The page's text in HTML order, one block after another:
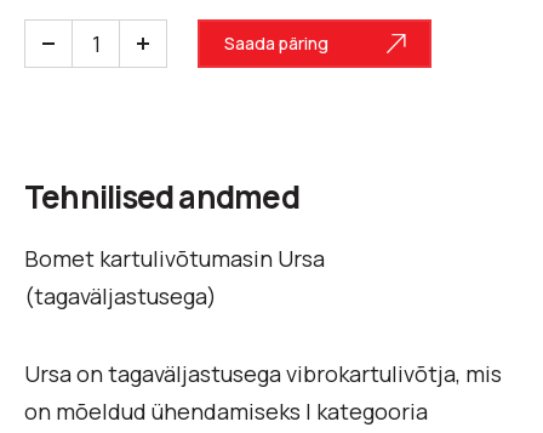
Saada päring
Tehnilised andmed
Bomet kartulivõtumasin Ursa
(tagaväljastusega)
Ursa on tagaväljastusega vibrokartulivõtja, mis
on mõeldud ühendamiseks I kategooria